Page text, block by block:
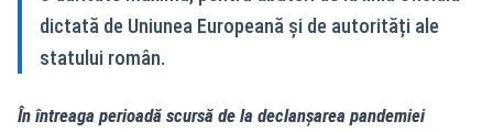
dictată de Uniunea Europeană și de autorități ale
statului român.
În întreaga perioadă scursă de la declanșarea pandemiei